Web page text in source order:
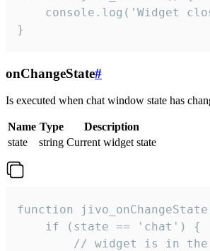
console.log('Widget
}
onChangeState#
Is executed when chat window state has
Name Type
Description
state
string Current widget state
function
    if (state == 'chat') {
// widget is in